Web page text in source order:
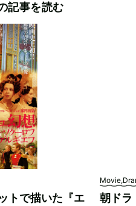
記事を読む
トで描いた『エ
朝ドラ